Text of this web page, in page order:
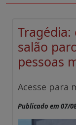
salão
pessoas
Acesse para
Publicado em 07/